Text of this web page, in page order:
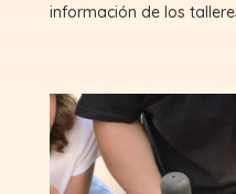
información de los